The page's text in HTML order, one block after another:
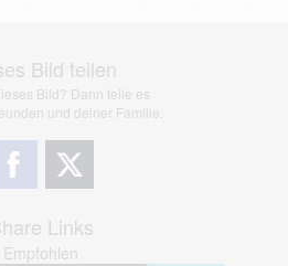
Bild teilen
Bild? Dann teile es
und deiner Familie.
Links
Empfohlen